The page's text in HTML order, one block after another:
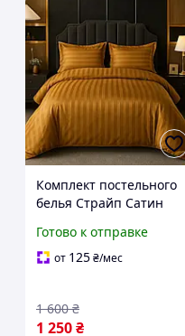
Комплект постельного
белья Страйп Сатин
с простыней на
резинке (янтарь)
Готово к отправке
от 125₴/мес
1 250₴
1 600 ₴